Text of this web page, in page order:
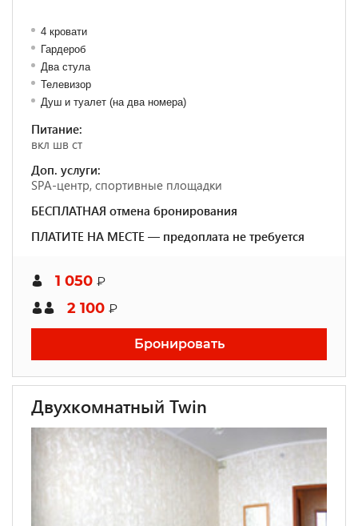
4 кровати
Гардероб
Два стула
Телевизор
Душ и туалет (на два номера)
Питание:
вкл шв ст
Доп. услуги:
SPA-центр, спортивные площадки
БЕСПЛАТНАЯ отмена бронирования
ПЛАТИТЕ НА МЕСТЕ — предоплата не требуется
1 050 ₽
2 100 ₽
Бронировать
Двухкомнатный Twin